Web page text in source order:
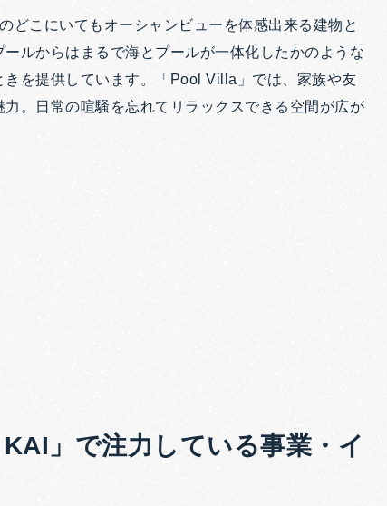
どこにいてもオーシャンビューを体感出来る建物と
ルからはまるで海とプールが一体化したかのような
を提供しています。「Pool Villa」では、家族や友
。日常の喧騒を忘れてリラックスできる空間が広が
」で注力している事業・イ